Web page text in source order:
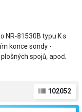
NR-81530B typu K s
konce sondy -
spojů, apod.
102052